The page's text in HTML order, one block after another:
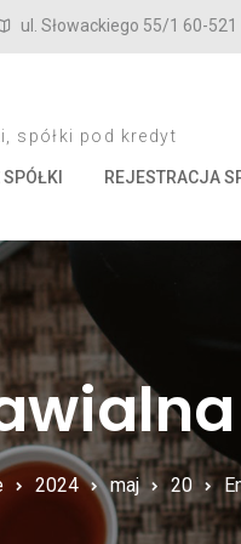
ul. Słowackiego 55/1 60-
spółki pod kredyt
REJESTRACJA
2024 maj 20